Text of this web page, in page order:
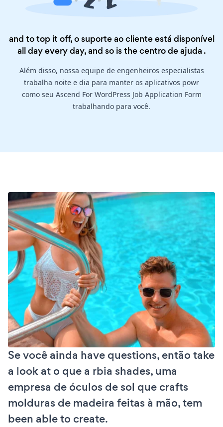
and to top it off, o suporte ao cliente está disponível
all day every day, and so is thecentro de ajuda .
Além disso, nossa equipe de engenheiros especialistas
trabalha noite e dia para manter os aplicativos powr
como seu Ascend For WordPress Job Application Form
trabalhando para você.
Se você ainda have questions, então take
a look at o que a rbia shades, uma
empresa de óculos de sol que crafts
molduras de madeira feitas à mão, tem
been able to create.